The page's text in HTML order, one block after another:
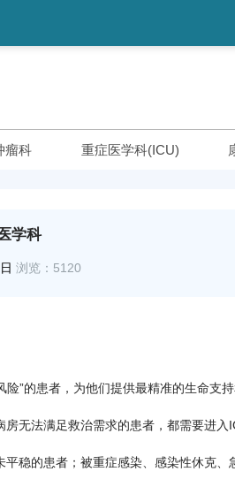
瘤科 重症医学科(ICU)
学科
浏览：5120
”的患者，为他们提供最精准的生命支
无法满足救治需求的患者，都需要进入
稳的患者；被重症感染、感染性休克、